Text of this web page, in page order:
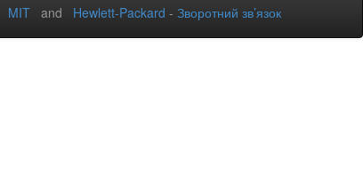
MIT and Hewlett-Packard - Зворотний зв’язок